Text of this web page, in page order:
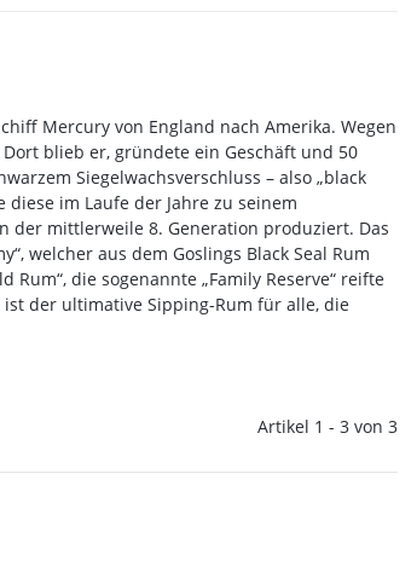
Mercury von England nach Amerika. Wegen
blieb er, gründete ein Geschäft und 50
Siegelwachsverschluss – also „black
diese im Laufe der Jahre zu seinem
der mittlerweile 8. Generation produziert. Das
welcher aus dem Goslings Black Seal Rum
die sogenannte „Family Reserve“ reifte
der ultimative Sipping-Rum für alle, die
Artikel 1 - 3 von 3